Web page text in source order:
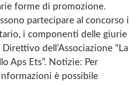
forme di promozione.
partecipare al concorso i
i componenti delle giurie
dell’Associazione “La
Aps Ets”. Notizie: Per
è possibile